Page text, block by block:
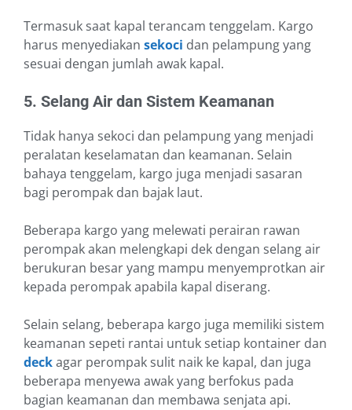
Termasuk saat kapal terancam tenggelam. Kargo
harus menyediakan sekoci dan pelampung yang
sesuai dengan jumlah awak kapal.
5. Selang Air dan Sistem Keamanan
Tidak hanya sekoci dan pelampung yang menjadi
peralatan keselamatan dan keamanan. Selain
bahaya tenggelam, kargo juga menjadi sasaran
bagi perompak dan bajak laut.
Beberapa kargo yang melewati perairan rawan
perompak akan melengkapi dek dengan selang air
berukuran besar yang mampu menyemprotkan air
kepada perompak apabila kapal diserang.
Selain selang, beberapa kargo juga memiliki sistem
keamanan sepeti rantai untuk setiap kontainer dan
deckagar perompak sulit naik ke kapal, dan juga
beberapa menyewa awak yang berfokus pada
bagian keamanan dan membawa senjata api.